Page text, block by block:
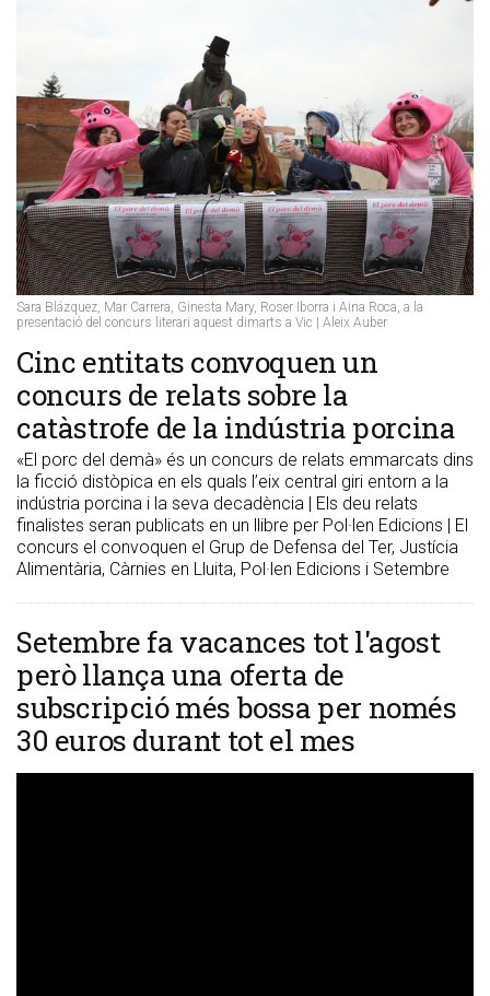
Sara Blázquez, Mar Carrera, Ginesta Mary, Roser Iborra i Aina Roca, a la
presentació del concurs literari aquest dimarts a Vic | Aleix Auber
​Cinc entitats convoquen un
concurs de relats sobre la
catàstrofe de la indústria porcina
«El porc del demà» és un concurs de relats emmarcats dins
la ficció distòpica en els quals l’eix central giri entorn a la
indústria porcina i la seva decadència | Els deu relats
finalistes seran publicats en un llibre per Pol·len Edicions | El
concurs el convoquen el Grup de Defensa del Ter, Justícia
Alimentària, Càrnies en Lluita, Pol·len Edicions i Setembre
Setembre fa vacances tot l'agost
però llança una oferta de
subscripció més bossa per només
30 euros durant tot el mes